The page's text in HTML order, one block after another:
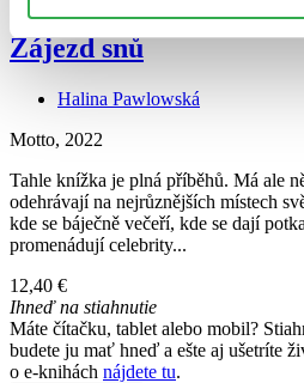
Zájezd snů
Halina Pawlowská
Motto, 2022
Tahle knížka je plná příběhů. Má ale
odehrávají na nejrůznějších místech
kde se báječně večeří, kde se dají
promenádují celebrity...
12,40 €
Ihneď na stiahnutie
Máte čítačku, tablet alebo mobil?
budete ju mať hneď a ešte aj ušetríte
o e-knihách nájdete tu.